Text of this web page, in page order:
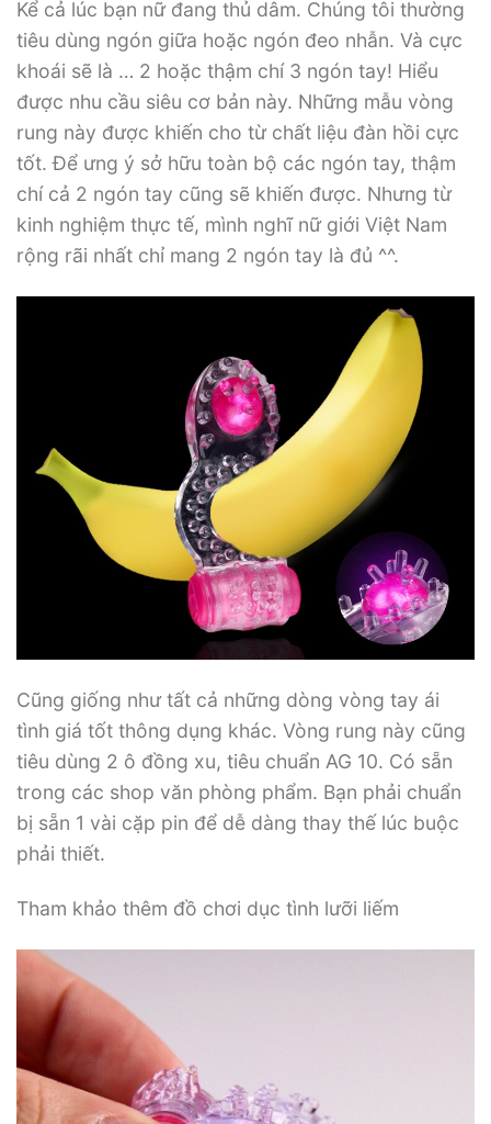
Kể cả lúc bạn nữ đang thủ dâm. Chúng tôi thường
tiêu dùng ngón giữa hoặc ngón đeo nhẫn. Và cực
khoái sẽ là … 2 hoặc thậm chí 3 ngón tay! Hiểu
được nhu cầu siêu cơ bản này. Những mẫu vòng
rung này được khiến cho từ chất liệu đàn hồi cực
tốt. Để ưng ý sở hữu toàn bộ các ngón tay, thậm
chí cả 2 ngón tay cũng sẽ khiến được. Nhưng từ
kinh nghiệm thực tế, mình nghĩ nữ giới Việt Nam
rộng rãi nhất chỉ mang 2 ngón tay là đủ ^^.
Cũng giống như tất cả những dòng vòng tay ái
tình giá tốt thông dụng khác. Vòng rung này cũng
tiêu dùng 2 ô đồng xu, tiêu chuẩn AG 10. Có sẵn
trong các shop văn phòng phẩm. Bạn phải chuẩn
bị sẵn 1 vài cặp pin để dễ dàng thay thế lúc buộc
phải thiết.
Tham khảo thêm đồ chơi dục tình lưỡi liếm